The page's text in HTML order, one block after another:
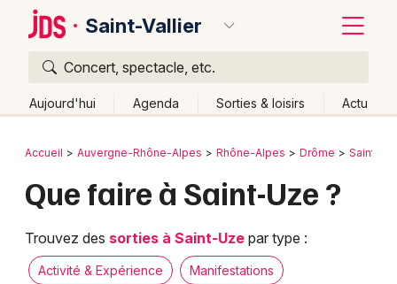
Saint-Vallier
Concert, spectacle, etc.
Aujourd'hui Agenda Sorties & loisirs Actu
Publier un événement
Grands événements
Bordeaux
Lille
Retour
Accueil Auvergne-Rhône-Alpes Rhône-Alpes Drôme Saint-
Que faire à Saint-Uze ?
Trouvez des sorties à Saint-Uze par type :
Activité & Expérience Manifestations
Quoi ?
Où ?
Partout
Près de moi Changer de lieu
Quand ?
Effacer les dates
Aujourd'hui
Demain Ce week-end Autre